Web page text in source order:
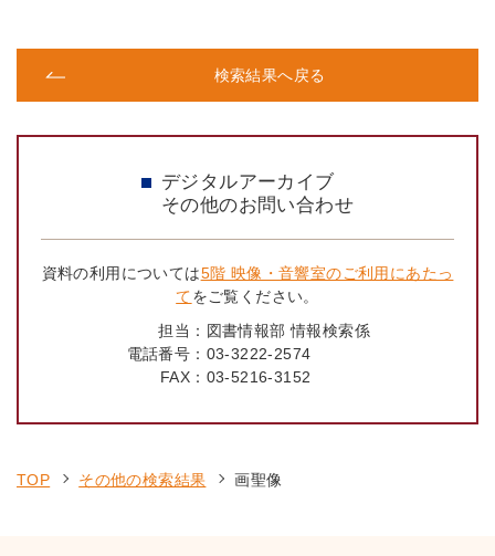
検索結果へ戻る
デジタルアーカイブ
その他のお問い合わせ
資料の利用については5階 映像・音響室のご利用にあたっ
てをご覧ください。
担当： 図書情報部 情報検索係
電話番号： 03-3222-2574
FAX： 03-5216-3152
TOP その他の検索結果 画聖像